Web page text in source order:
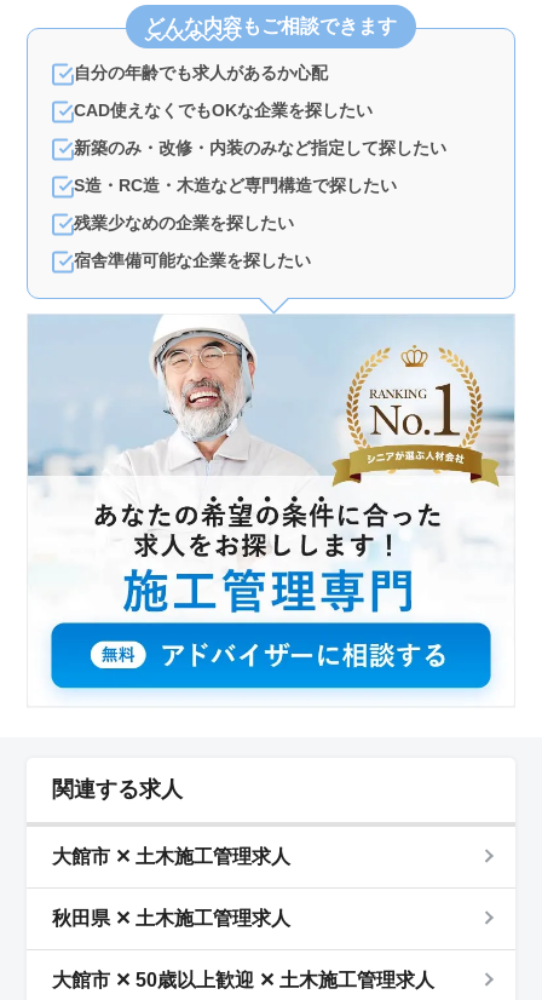
どんな内容もご相談できます
自分の年齢でも求人があるか心配
CAD使えなくでもOKな企業を探したい
新築のみ・改修・内装のみなど指定して探したい
S造・RC造・木造など専門構造で探したい
残業少なめの企業を探したい
宿舎準備可能な企業を探したい
関連する求人
大館市 ✕ 土木施工管理求人
秋田県 ✕ 土木施工管理求人
大館市 ✕ 50歳以上歓迎 ✕ 土木施工管理求人